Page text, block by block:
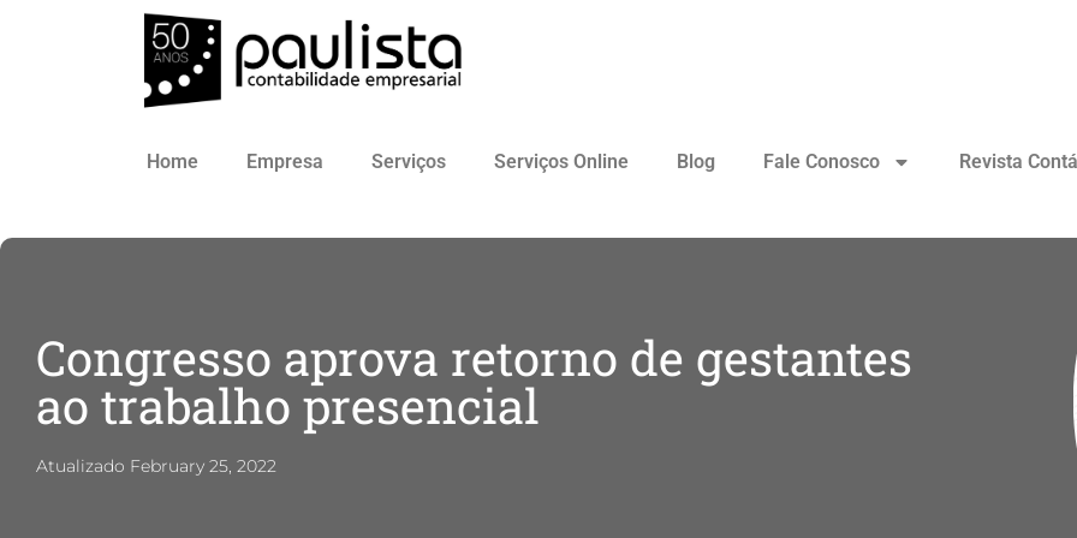
Home Empresa Serviços Serviços Online Blog Fale Conosco Revista
Congresso aprova retorno de gestantes
ao trabalho presencial
Atualizado February 25, 2022